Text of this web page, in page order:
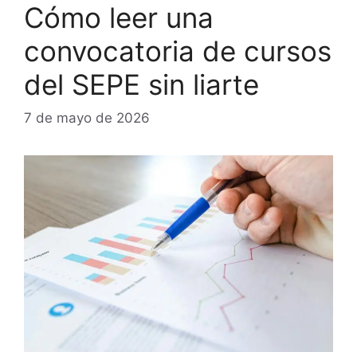
Cómo leer una
convocatoria de cursos
del SEPE sin liarte
7 de mayo de 2026